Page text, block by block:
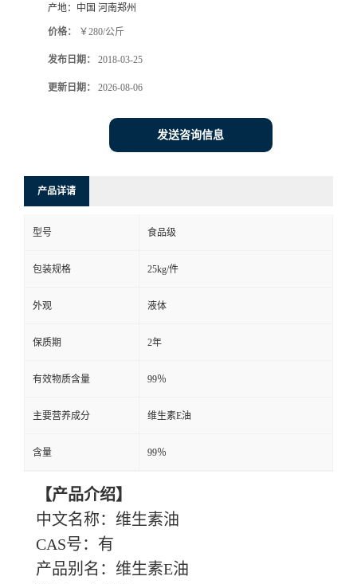
产地： 中国 河南郑州
价格： ￥280/公斤
发布日期： 2018-03-25
更新日期： 2026-08-06
发送咨询信息
产品详请
型号 食品级
包装规格 25kg/件
外观 液体
保质期 2年
有效物质含量 99％
主要营养成分 维生素E油
含量 99％
【产品介绍】
中文名称：维生素油
CAS号：有
产品别名：维生素E油